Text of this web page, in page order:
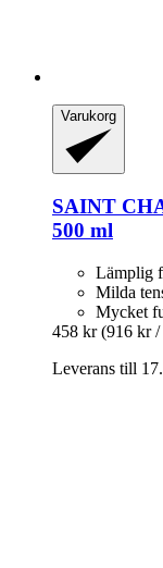
Varukorg
SAINT
500 ml
Lämplig
Milda
Mycket
458 kr (916 kr
Leverans till